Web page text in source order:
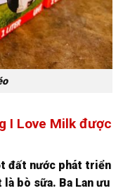
I Love Milk được
đất nước phát triển
bò sữa. Ba Lan ưu